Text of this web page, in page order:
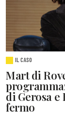
IL CASO
Mart di
di Gerosa e
fermo